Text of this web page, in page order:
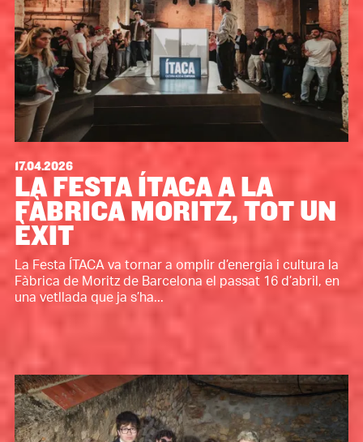
17.04.2026
LA FESTA ÍTACA A LA
FÀBRICA MORITZ, TOT UN
ÈXIT
La Festa ÍTACA va tornar a omplir d’energia i cultura la
Fàbrica de Moritz de Barcelona el passat 16 d’abril, en
una vetllada que ja s’ha...